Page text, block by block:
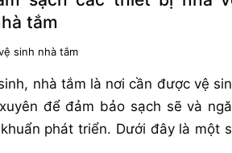
tắm
sinh nhà tắm
nhà tắm là nơi cần được vệ
để đảm bảo sạch sẽ và
phát triển. Dưới đây là một